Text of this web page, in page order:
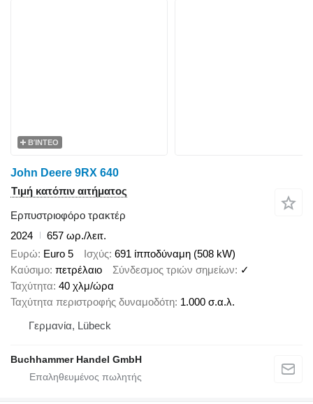
ΒΊΝΤΕΟ
John Deere 9RX 640
Τιμή κατόπιν αιτήματος
Ερπυστριοφόρο τρακτέρ
2024
657 ωρ./λειτ.
Ευρώ Euro 5 Ισχύς 691 ίπποδύναμη (508 kW)
Καύσιμο πετρέλαιο Σύνδεσμος τριών σημείων
✓
Ταχύτητα 40 χλμ/ώρα
Ταχύτητα περιστροφής δυναμοδότη 1.000 σ.α.λ.
Γερμανία, Lübeck
Buchhammer Handel GmbH